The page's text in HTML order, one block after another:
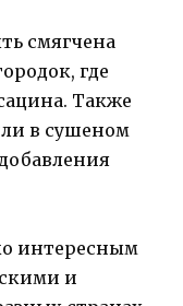
смягчена
где
Также
в сушеном
интересным
и